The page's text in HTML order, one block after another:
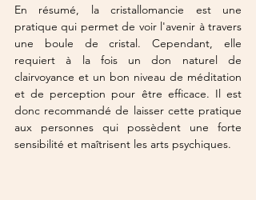
En résumé, la cristallomancie est une
pratique qui permet de voir l'avenir à travers
une boule de cristal. Cependant, elle
requiert à la fois un don naturel de
clairvoyance et un bon niveau de méditation
et de perception pour être efficace. Il est
donc recommandé de laisser cette pratique
aux personnes qui possèdent une forte
sensibilité et maîtrisent les arts psychiques.